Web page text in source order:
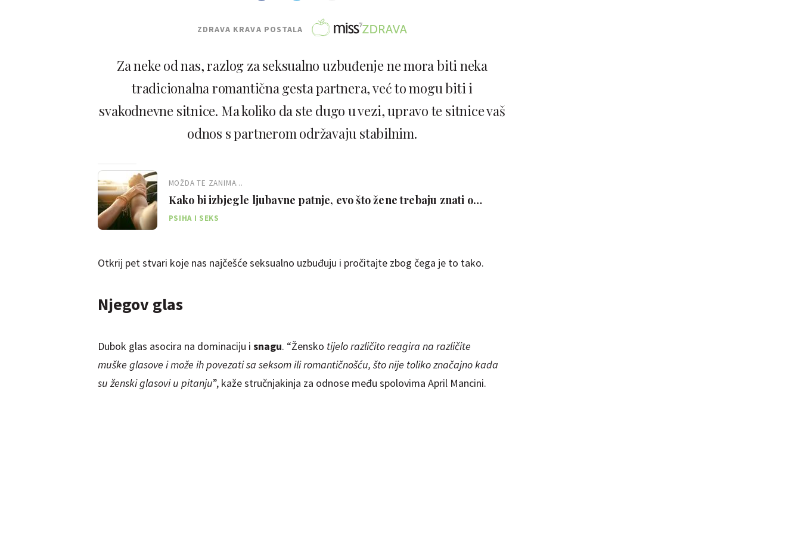
ZDRAVA KRAVA POSTALA
Za neke od nas, razlog za seksualno uzbuđenje ne mora biti neka
tradicionalna romantična gesta partnera, već to mogu biti i
svakodnevne sitnice. Ma koliko da ste dugo u vezi, upravo te sitnice vaš
odnos s partnerom održavaju stabilnim.
MOŽDA TE ZANIMA...
Kako bi izbjegle ljubavne patnje, evo što žene trebaju znati o
muškarcima
PSIHA I SEKS
Otkrij pet stvari koje nas najčešće seksualno uzbuđuju i pročitajte zbog čega je to tako.
Njegov glas
Dubok glas asocira na dominaciju i snagu. “Žensko tijelo različito reagira na različite
muške glasove i može ih povezati sa seksom ili romantičnošću, što nije toliko značajno kada
su ženski glasovi u pitanju”, kaže stručnjakinja za odnose među spolovima April Mancini.